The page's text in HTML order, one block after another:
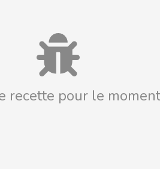
recette pour le moment